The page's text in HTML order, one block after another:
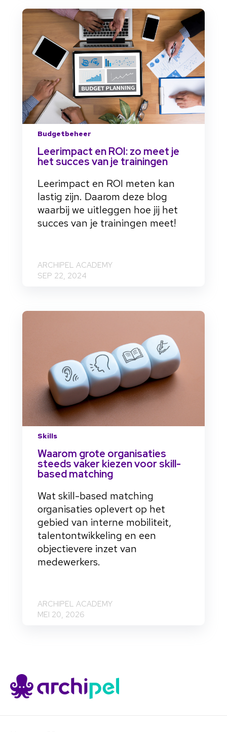
Budgetbeheer
Leerimpact en ROI: zo meet je
het succes van je trainingen
Leerimpact en ROI meten kan
lastig zijn. Daarom deze blog
waarbij we uitleggen hoe jij het
succes van je trainingen meet!
ARCHIPEL ACADEMY
SEP 22, 2024
Skills
Waarom grote organisaties
steeds vaker kiezen voor skill-
based matching
Wat skill-based matching
organisaties oplevert op het
gebied van interne mobiliteit,
talentontwikkeling en een
objectievere inzet van
medewerkers.
ARCHIPEL ACADEMY
MEI 20, 2026